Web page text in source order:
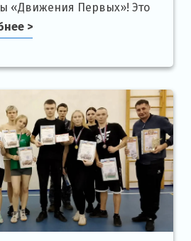
«Движения Первых»! Это
>